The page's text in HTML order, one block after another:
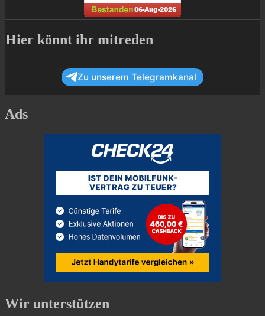
Hier könnt ihr mitreden
Zu unserem Telegramkanal
Ads
Wir unterstützen